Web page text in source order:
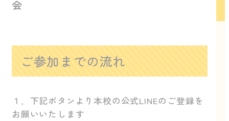
会
ご参加までの流れ
１．下記ボタンより本校の公式LINEのご登録を
お願いいたします